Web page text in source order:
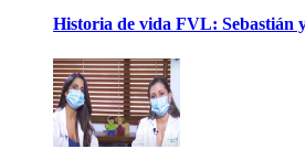
Historia de vida FVL: Sebastián